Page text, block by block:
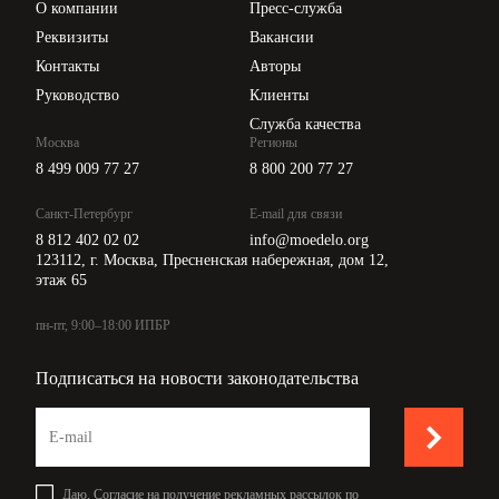
О компании
Реквизиты
Контакты
Руководство
Пресс-служба
Вакансии
Авторы
Клиенты
Служба качества
Москва
8 499 009 77 27
Санкт-Петербург
8 812 402 02 02
Регионы
8 800 200 77 27
E-mail для связи
info@moedelo.org
123112, г. Москва, Пресненская набережная, дом 12,
этаж 65
пн-пт, 9:00–18:00 ИПБР
Подписаться на новости законодательства
Даю, Согласие на получение рекламных рассылок по